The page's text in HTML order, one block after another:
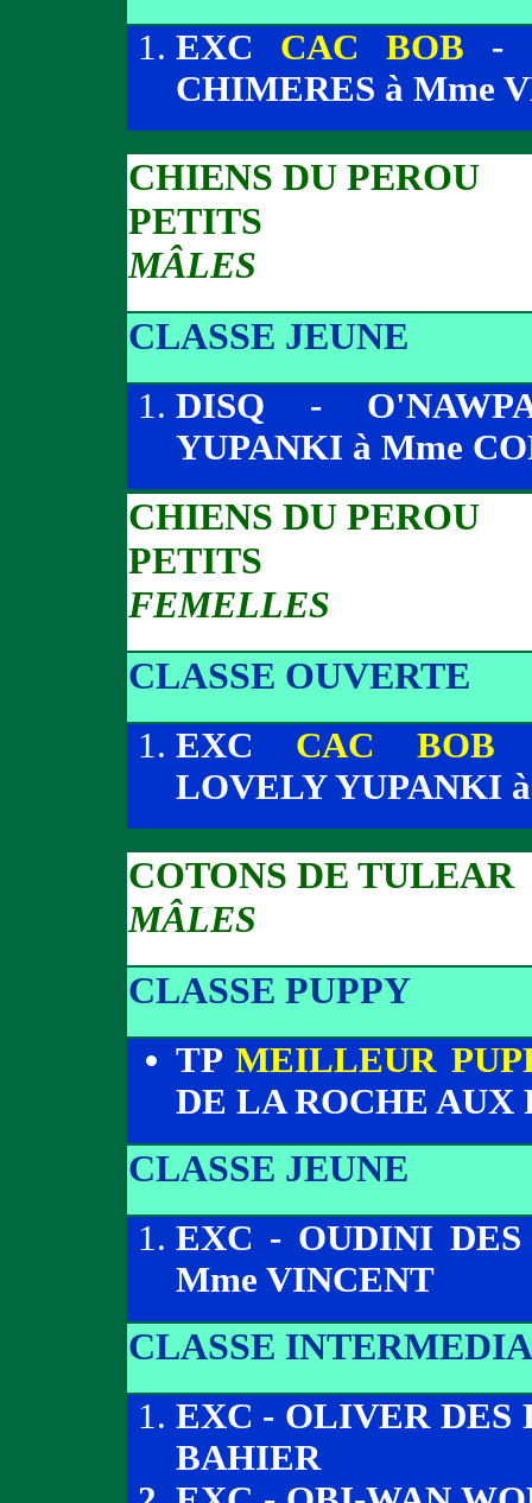
EXC CAC BOB -
CHIMERES à Mme
CHIENS DU PEROU
PETITS
MÂLES
CLASSE JEUNE
DISQ -
YUPANKI à Mme
CHIENS DU PEROU
PETITS
FEMELLES
CLASSE OUVERTE
EXC CAC BOB
LOVELY YUPANKI
COTONS DE TULEAR
MÂLES
CLASSE PUPPY
TPMEILLEUR
DE LA ROCHE AUX
CLASSE JEUNE
EXC - OUDINI DES
Mme VINCENT
CLASSE
EXC - OLIVER DES
BAHIER